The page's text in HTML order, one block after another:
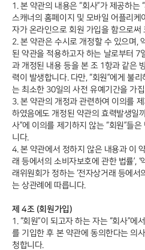
1. 본 약관의 내용은 “회사”가 제공하는
스캐너의 홈페이지 및 모바일 어플리케
자가 온라인으로 회원 가입을 함으로써
2. 본 약관은 수시로 개정할 수 있으며,
된 약관을 적용하고자 하는 날로부터 7
과 개정된 내용 등을 본 조 1항과 같은
력이 발생합니다. 다만, “회원”에게 불
는 최소한 30일의 사전 유예기간을 가
3. 본 약관의 개정과 관련하여 이의를
하였음에도 개정된 약관의 효력발생일
사”에 이의를 제기하지 않는 “회원”들
니다.
4. 본 약관에서 정하지 않은 내용과 이
래 등에서의 소비자보호에 관한 법률’, ‘
래위원회가 정하는 ‘전자상거래 등에서
는 상관례에 따릅니다.
제 4조 (회원가입)
1. “회원”이 되고자 하는 자는 “회사”에
를 기입한 후 본 약관에 동의한다는 의
청합니다.